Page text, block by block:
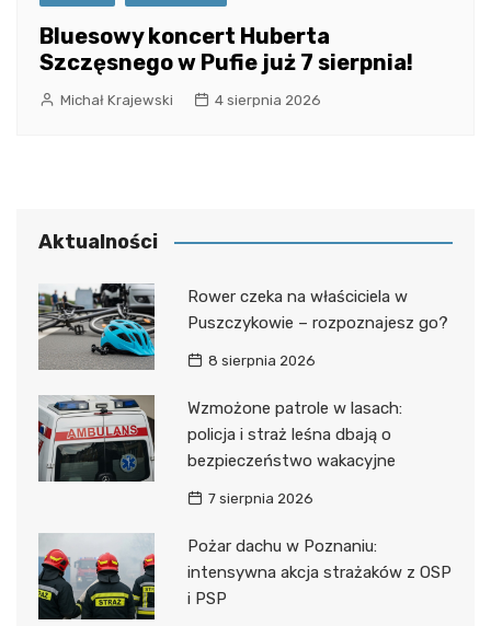
Bluesowy koncert Huberta
Szczęsnego w Pufie już 7 sierpnia!
Michał Krajewski 4 sierpnia 2026
Aktualności
Rower czeka na właściciela w
Puszczykowie – rozpoznajesz go?
8 sierpnia 2026
Wzmożone patrole w lasach:
policja i straż leśna dbają o
bezpieczeństwo wakacyjne
7 sierpnia 2026
Pożar dachu w Poznaniu:
intensywna akcja strażaków z OSP
i PSP